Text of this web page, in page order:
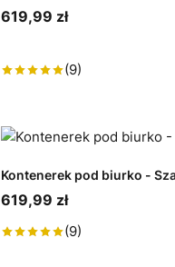
619,99 zł
(9)
Kontenerek pod biurko -
619,99 zł
(9)